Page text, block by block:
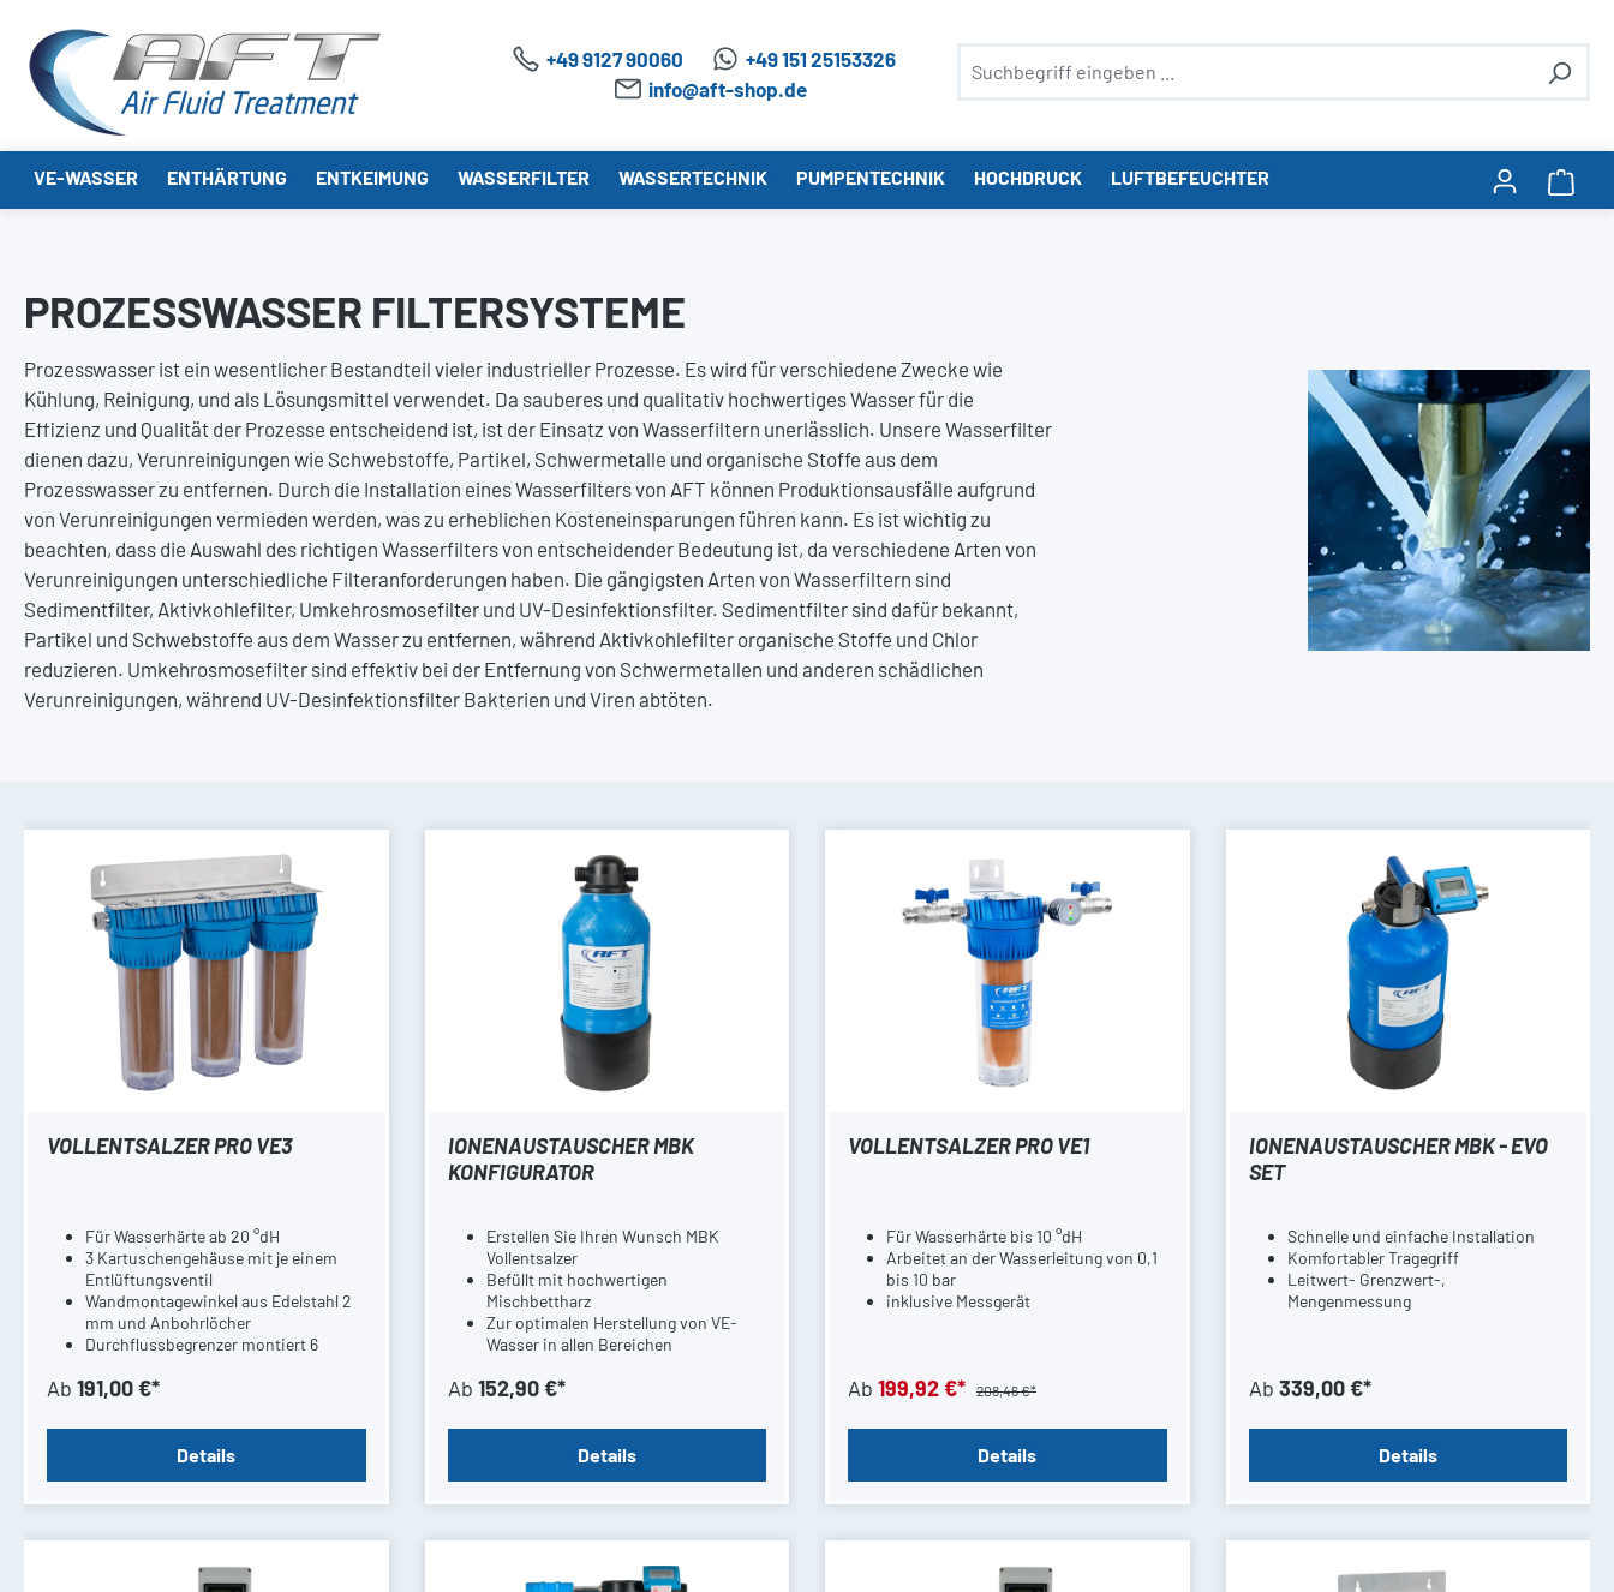
Zur Hauptnavigation springen
+49 9127 90060
+49 151 25153326
info@aft-shop.de
VE-WASSER ENTHÄRTUNG ENTKEIMUNG WASSERFILTER WASSERTECHNIK PUMPENTECHNIK HOCHDRUCK LUFTBEFEUCHTER
PROZESSWASSER FILTERSYSTEME
Prozesswasser ist ein wesentlicher Bestandteil vieler industrieller Prozesse. Es wird für verschiedene Zwecke wie
Kühlung, Reinigung, und als Lösungsmittel verwendet. Da sauberes und qualitativ hochwertiges Wasser für die
Effizienz und Qualität der Prozesse entscheidend ist, ist der Einsatz von Wasserfiltern unerlässlich. Unsere Wasserfilter
dienen dazu, Verunreinigungen wie Schwebstoffe, Partikel, Schwermetalle und organische Stoffe aus dem
Prozesswasser zu entfernen. Durch die Installation eines Wasserfilters von AFT können Produktionsausfälle aufgrund
von Verunreinigungen vermieden werden, was zu erheblichen Kosteneinsparungen führen kann. Es ist wichtig zu
beachten, dass die Auswahl des richtigen Wasserfilters von entscheidender Bedeutung ist, da verschiedene Arten von
Verunreinigungen unterschiedliche Filteranforderungen haben. Die gängigsten Arten von Wasserfiltern sind
Sedimentfilter, Aktivkohlefilter, Umkehrosmosefilter und UV-Desinfektionsfilter. Sedimentfilter sind dafür bekannt,
Partikel und Schwebstoffe aus dem Wasser zu entfernen, während Aktivkohlefilter organische Stoffe und Chlor
reduzieren. Umkehrosmosefilter sind effektiv bei der Entfernung von Schwermetallen und anderen schädlichen
Verunreinigungen, während UV-Desinfektionsfilter Bakterien und Viren abtöten.
VOLLENTSALZER PRO VE3
Für Wasserhärte ab 20 °dH
3 Kartuschengehäuse mit je einem
Entlüftungsventil
Wandmontagewinkel aus Edelstahl 2
mm und Anbohrlöcher
Durchflussbegrenzer montiert 6
Ab 191,00 €*
Details
IONENAUSTAUSCHER MBK
KONFIGURATOR
Erstellen Sie Ihren Wunsch MBK
Vollentsalzer
Befüllt mit hochwertigen
Mischbettharz
Zur optimalen Herstellung von VE-
Wasser in allen Bereichen
Ab 152,90 €*
Details
VOLLENTSALZER PRO VE1
Für Wasserhärte bis 10 °dH
Arbeitet an der Wasserleitung von 0,1
bis 10 bar
inklusive Messgerät
Ab 199,92 €* 208,46 €*
Details
IONENAUSTAUSCHER MBK - EVO
SET
Schnelle und einfache Installation
Komfortabler Tragegriff
Leitwert- Grenzwert-,
Mengenmessung
Ab 339,00 €*
Details